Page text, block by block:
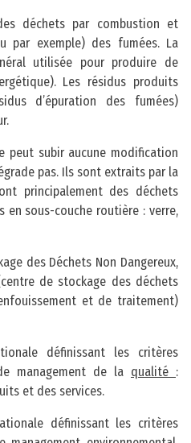
déchets par combustion et
par exemple) des fumées. La
utilisée pour produire de
Les résidus produits
d’épuration des fumées)
peut subir aucune modification
pas. Ils sont extraits par la
principalement des déchets
en sous-couche routière : verre,
des Déchets Non Dangereux,
de stockage des déchets
et de traitement)
définissant les critères
management de la qualité :
et des services.
définissant les critères